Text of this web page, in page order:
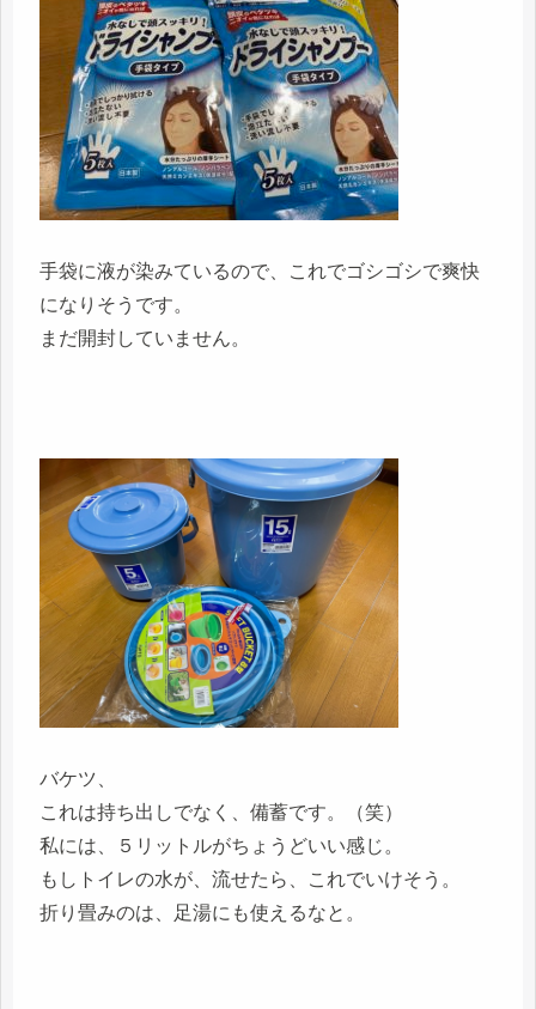
手袋に液が染みているので、これでゴシゴシで爽快
になりそうです。
まだ開封していません。
バケツ、
これは持ち出しでなく、備蓄です。（笑）
私には、５リットルがちょうどいい感じ。
もしトイレの水が、流せたら、これでいけそう。
折り畳みのは、足湯にも使えるなと。